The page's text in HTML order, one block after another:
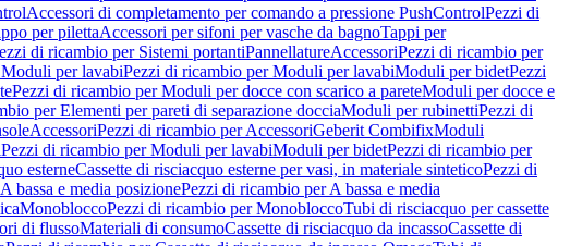
Accessori di completamento per comando a pressione PushControlPezzi di
per pilettaAccessori per sifoni per vasche da bagnoTappi per
di ricambio per Sistemi portantiPannellatureAccessoriPezzi di ricambio per
Moduli per lavabiPezzi di ricambio per Moduli per lavabiModuli per bidetPezzi
Pezzi di ricambio per Moduli per docce con scarico a pareteModuli per docce e
per Elementi per pareti di separazione docciaModuli per rubinettiPezzi di
AccessoriPezzi di ricambio per AccessoriGeberit CombifixModuli
Pezzi di ricambio per Moduli per lavabiModuli per bidetPezzi di ricambio per
esterneCassette di risciacquo esterne per vasi, in materiale sinteticoPezzi di
A bassa e media posizionePezzi di ricambio per A bassa e media
MonobloccoPezzi di ricambio per MonobloccoTubi di risciacquo per cassette
di flussoMateriali di consumoCassette di risciacquo da incassoCassette di